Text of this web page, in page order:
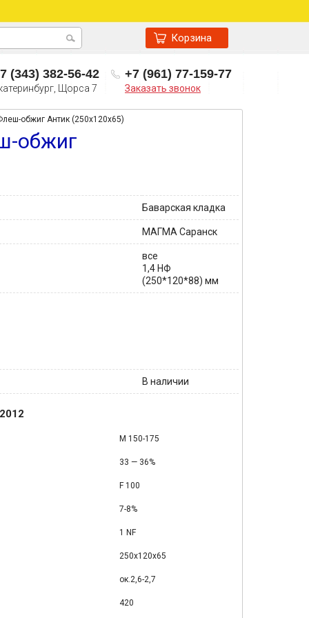
(343) 382-56-42
Щорса 7
+7 (961) 77-159-77
Заказать звонок
Корзина
обжиг Антик (250х120х65)
обжиг
Баварская кладка
МАГМА Саранск
все
1,4 НФ
(250*120*88) мм
В наличии
М 150-175
33 — 36%
F 100
7-8%
1 NF
250х120х65
ок.2,6-2,7
420